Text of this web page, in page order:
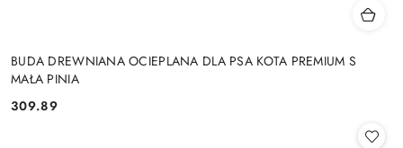
BUDA DREWNIANA OCIEPLANA DLA PSA KOTA PREMIUM S
MAŁA PINIA
Cena:
309.89